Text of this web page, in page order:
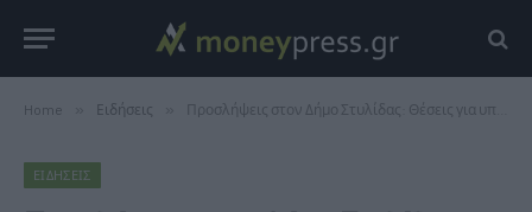
Home Ειδήσεις Προσλήψεις στον Δήμο Στυλίδας: Θέσεις για υποψηφίους και χωρίς τίτλο σπουδών
ΕΙΔΉΣΕΙΣ